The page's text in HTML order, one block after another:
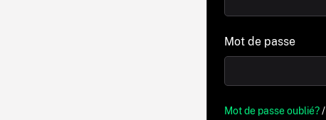
Mot de passe
Mot de passe oublié?/